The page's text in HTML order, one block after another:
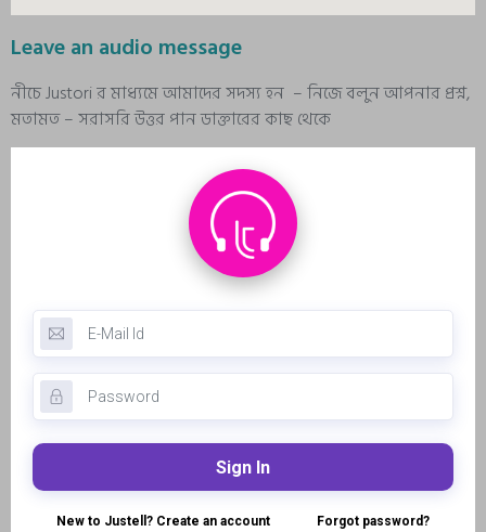
Leave an audio message
নীচে Justori র মাধ্যমে আমাদের সদস্য হন – নিজে বলুন আপনার প্রশ্ন,
মতামত – সরাসরি উত্তর পান ডাক্তারের কাছ থেকে